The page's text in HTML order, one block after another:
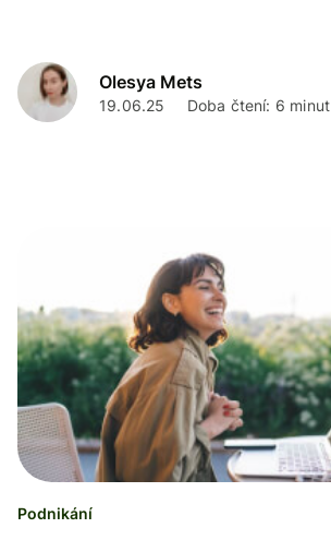
Olesya Mets
19.06.25 Doba čtení: 6 minut
Podnikání